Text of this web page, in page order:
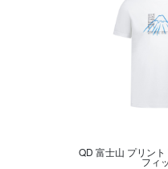
QD 富士山 プリン
フィ